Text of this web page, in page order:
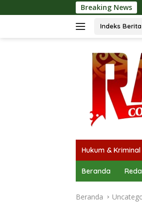
ke
Breaking News
Indeks Berita
Hukum & Kriminal
Beranda
Beranda